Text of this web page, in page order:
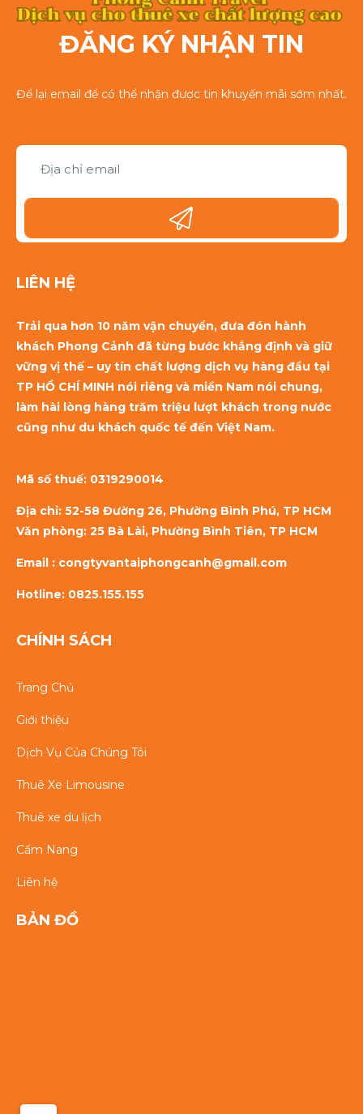
ĐĂNG KÝ NHẬN TIN
Để lại email để có thể nhận được tin khuyến mãi sớm nhất.
LIÊN HỆ
Trải qua hơn 10 năm vận chuyển, đưa đón hành
khách Phong Cảnh đã từng bước khẳng định và giữ
vững vị thế – uy tín chất lượng dịch vụ hàng đầu tại
TP HỒ CHÍ MINH nói riêng và miền Nam nói chung,
làm hài lòng hàng trăm triệu lượt khách trong nước
cũng như du khách quốc tế đến Việt Nam.
Mã số thuế: 0319290014
Địa chỉ: 52-58 Đường 26, Phường Bình Phú, TP HCM
Văn phòng: 25 Bà Lài, Phường Bình Tiên, TP HCM
Email : congtyvantaiphongcanh@gmail.com
Hotline: 0825.155.155
CHÍNH SÁCH
Trang Chủ
Giới thiệu
Dịch Vụ Của Chúng Tôi
Thuê Xe Limousine
Thuê xe du lịch
Cẩm Nang
Liên hệ
BẢN ĐỒ